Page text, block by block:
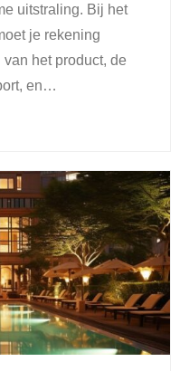
uitstraling. Bij het
je rekening
het product, de
en…